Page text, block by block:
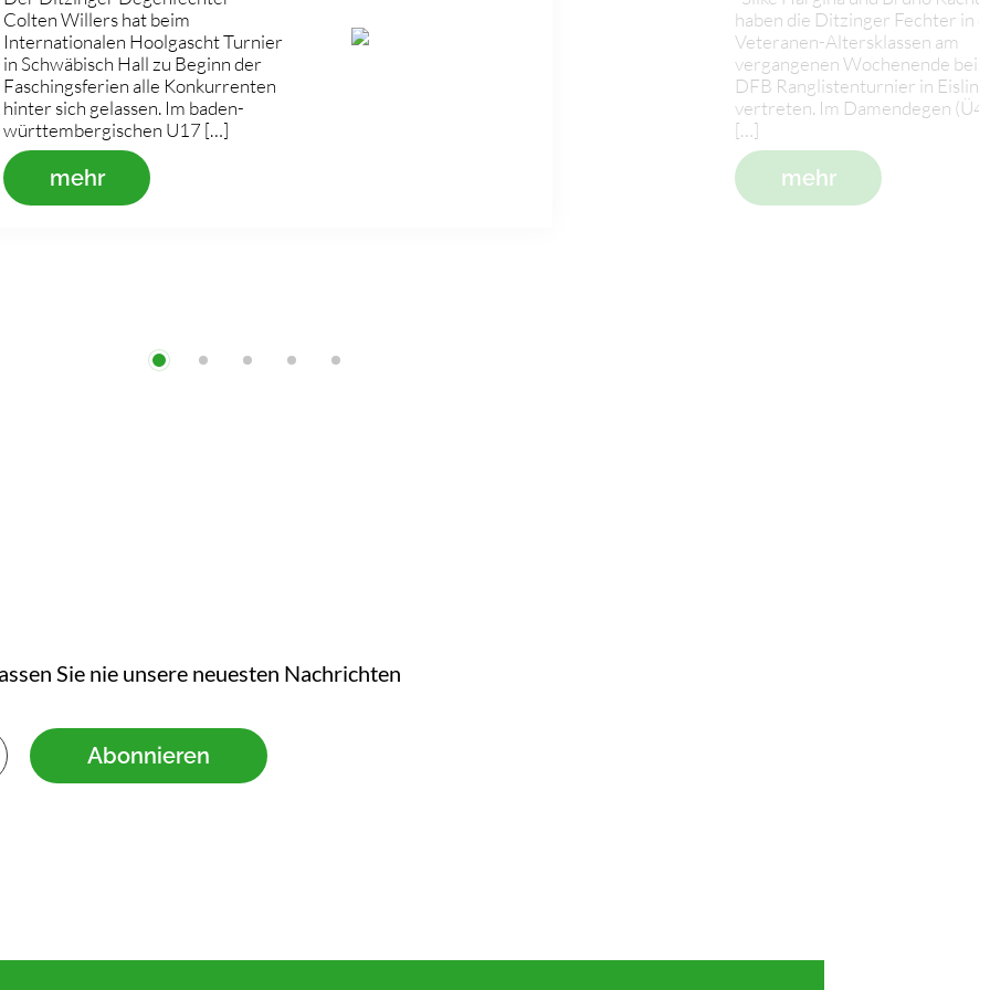
Colten Willers hat beim
Internationalen Hoolgascht Turnier
in Schwäbisch Hall zu Beginn der
Faschingsferien alle Konkurrenten
hinter sich gelassen. Im baden-
württembergischen U17 […]
mehr
haben die Ditzinger Fechter in
Veteranen-Altersklassen am
vergangenen Wochenende
DFB Ranglistenturnier in
vertreten. Im Damendegen
[…]
mehr
Sie nie unsere neuesten Nachrichten
Abonnieren